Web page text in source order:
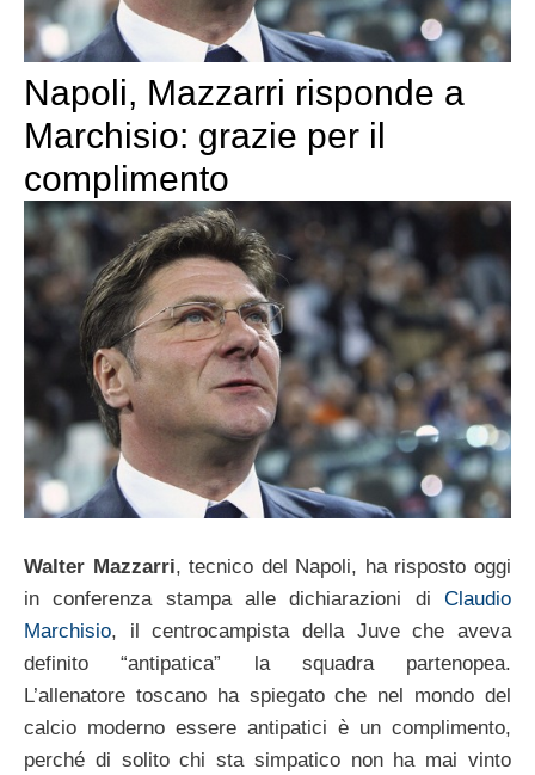
Napoli, Mazzarri risponde a
Marchisio: grazie per il
complimento
Walter Mazzarri, tecnico del Napoli, ha risposto oggi
in conferenza stampa alle dichiarazioni di Claudio
Marchisio, il centrocampista della Juve che aveva
definito “antipatica” la squadra partenopea.
L’allenatore toscano ha spiegato che nel mondo del
calcio moderno essere antipatici è un complimento,
perché di solito chi sta simpatico non ha mai vinto